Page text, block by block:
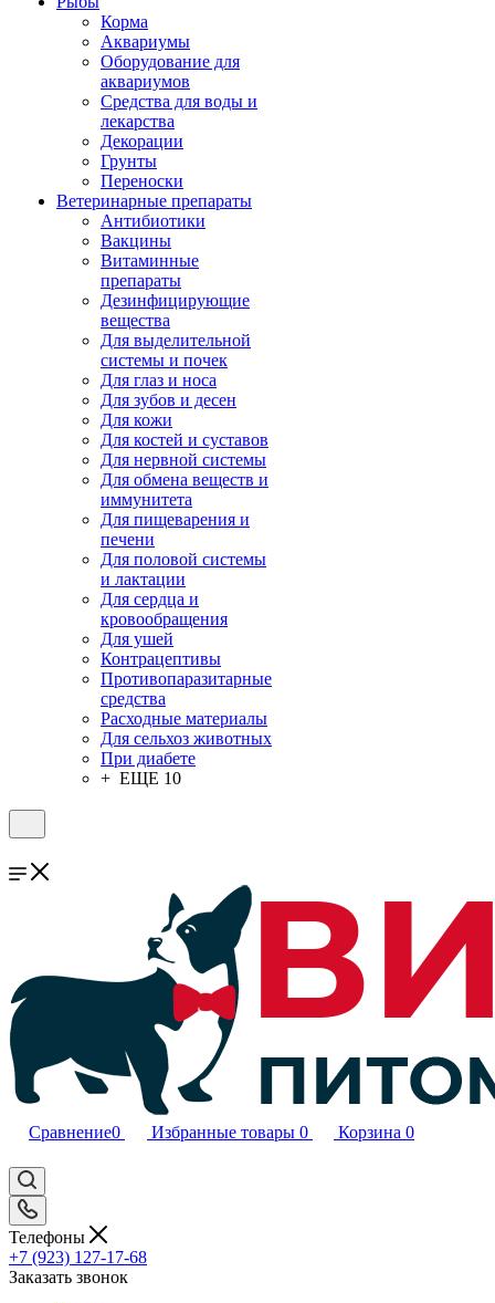
Корма
Аквариумы
Оборудование для
аквариумов
Средства для воды и
лекарства
Декорации
Грунты
Переноски
Ветеринарные препараты
Антибиотики
Вакцины
Витаминные
препараты
Дезинфицирующие
вещества
Для выделительной
системы и почек
Для глаз и носа
Для зубов и десен
Для кожи
Для костей и суставов
Для нервной системы
Для обмена веществ и
иммунитета
Для пищеварения и
печени
Для половой системы
и лактации
Для сердца и
кровообращения
Для ушей
Контрацептивы
Противопаразитарные
средства
Расходные материалы
Для сельхоз животных
При диабете
+ ЕЩЕ 10
Сравнение0 Избранные товары 0 Корзина 0
Телефоны
+7 (923) 127-17-68
Заказать звонок